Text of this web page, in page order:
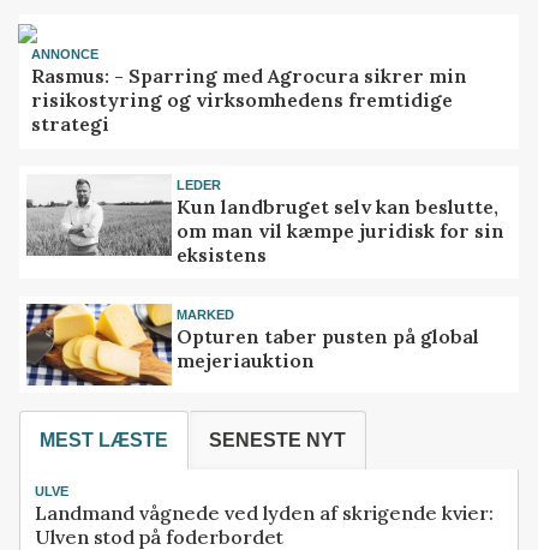
ANNONCE
Rasmus: - Sparring med Agrocura sikrer min
risikostyring og virksomhedens fremtidige
strategi
LEDER
Kun landbruget selv kan beslutte,
om man vil kæmpe juridisk for sin
eksistens
MARKED
Opturen taber pusten på global
mejeriauktion
MEST LÆSTE SENESTE NYT
ULVE
Landmand vågnede ved lyden af skrigende kvier:
Ulven stod på foderbordet